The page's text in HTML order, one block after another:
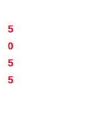
5
0
5
5